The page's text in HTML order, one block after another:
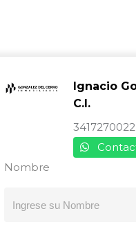
Ignacio
C.I.
3417270022
Nombre